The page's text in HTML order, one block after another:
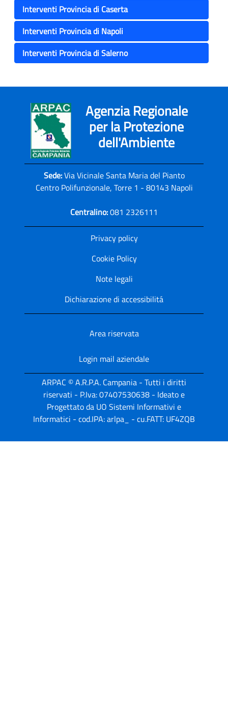
Interventi Provincia di Caserta
Interventi Provincia di Napoli
Interventi Provincia di Salerno
Agenzia Regionale
per la Protezione
dell'Ambiente
Sede:Via Vicinale Santa Maria del Pianto
Centro Polifunzionale, Torre 1 - 80143 Napoli
Centralino:081 2326111
Privacy policy
Cookie Policy
Note legali
Dichiarazione di accessibilitá
Area riservata
Login mail aziendale
ARPAC © A.R.P.A. Campania - Tutti i diritti
riservati - P.Iva: 07407530638 - Ideato e
Progettato da UO Sistemi Informativi e
Informatici - cod.IPA: arlpa_ - cu.FATT: UF4ZQB